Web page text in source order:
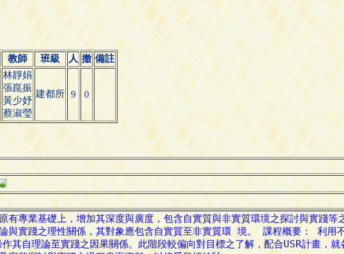
教師 班級 人 撤 備註
林靜娟
張崑振
黃少妤
蔡淑瑩
建都所 9 0